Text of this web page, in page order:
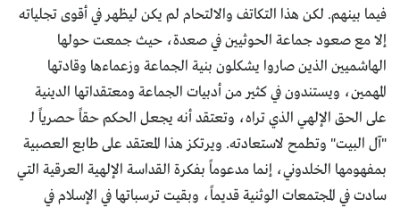
فيما بينهم. لكن هذا التكاتف والالتحام لم يكن ليظهر في أقوى تجلياته
إلا مع صعود جماعة الحوثيين في صعدة، حيث جمعت حولها
الهاشميين الذين صاروا يشكلون بنية الجماعة وزعماءها وقادتها
المهمين، ويستندون في كثير من أدبيات الجماعة ومعتقداتها الدينية
على الحق الإلهي الذي تراه، وتعتقد أنه يجعل الحكم حقاً حصرياً لـ
"آل البيت" وتطمح لاستعادته. ويرتكز هذا المعتقد على طابع العصبية
بمفهومها الخلدوني، إنما مدعوماً بفكرة القداسة الإلهية العرقية التي
سادت في المجتمعات الوثنية قديماً، وبقيت ترسباتها في الإسلام في